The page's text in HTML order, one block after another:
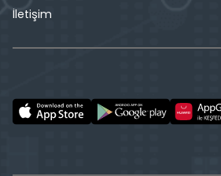
İletişim